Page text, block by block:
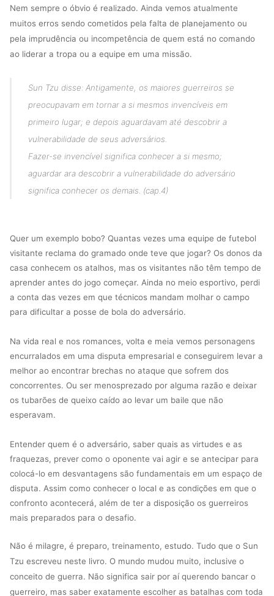
Nem sempre o óbvio é realizado. Ainda vemos atualmente
muitos erros sendo cometidos pela falta de planejamento ou
pela imprudência ou incompetência de quem está no comando
ao liderar a tropa ou a equipe em uma missão.
Sun Tzu disse: Antigamente, os maiores guerreiros se
preocupavam em tornar a si mesmos invencíveis em
primeiro lugar; e depois aguardavam até descobrir a
vulnerabilidade de seus adversários.
Fazer-se invencível significa conhecer a si mesmo;
aguardar ara descobrir a vulnerabilidade do adversário
significa conhecer os demais. (cap.4)
Quer um exemplo bobo? Quantas vezes uma equipe de futebol
visitante reclama do gramado onde teve que jogar? Os donos da
casa conhecem os atalhos, mas os visitantes não têm tempo de
aprender antes do jogo começar. Ainda no meio esportivo, perdi
a conta das vezes em que técnicos mandam molhar o campo
para dificultar a posse de bola do adversário.
Na vida real e nos romances, volta e meia vemos personagens
encurralados em uma disputa empresarial e conseguirem levar a
melhor ao encontrar brechas no ataque que sofrem dos
concorrentes. Ou ser menosprezado por alguma razão e deixar
os tubarões de queixo caído ao levar um baile que não
esperavam.
Entender quem é o adversário, saber quais as virtudes e as
fraquezas, prever como o oponente vai agir e se antecipar para
colocá-lo em desvantagens são fundamentais em um espaço de
disputa. Assim como conhecer o local e as condições em que o
confronto acontecerá, além de ter a disposição os guerreiros
mais preparados para o desafio.
Não é milagre, é preparo, treinamento, estudo. Tudo que o Sun
Tzu escreveu neste livro. O mundo mudou muito, inclusive o
conceito de guerra. Não significa sair por aí querendo bancar o
guerreiro, mas saber exatamente escolher as batalhas com toda